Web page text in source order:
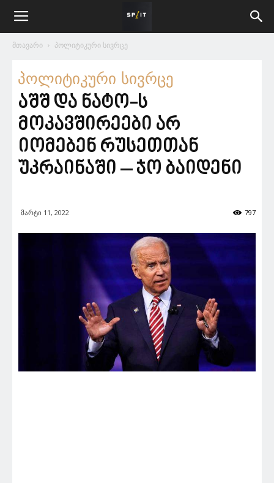
მთავარი პოლიტიკური სივრცე
პოლიტიკური სივრცე
აშშ და ნატო-ს
მოკავშირეები არ
იომებენ რუსეთთან
უკრაინაში – ჯო ბაიდენი
მარტი 11, 2022 797